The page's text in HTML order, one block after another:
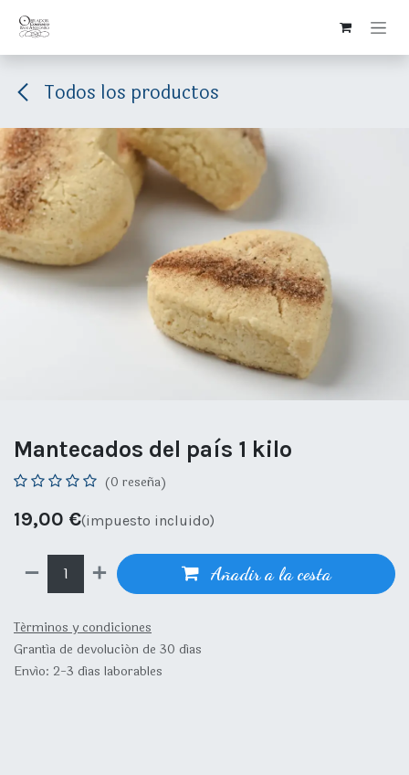
Ir al contenido
Todos los productos
Mantecados del país 1 kilo
(0 reseña)
19,00 €(impuesto incluido)
Añadir a la cesta
Términos y condiciones
Grantía de devolución de 30 días
Envío: 2-3 días laborables